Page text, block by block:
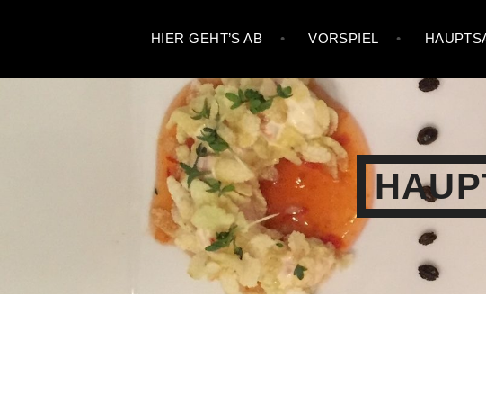
springen
HIER GEHT’S AB VORSPIEL